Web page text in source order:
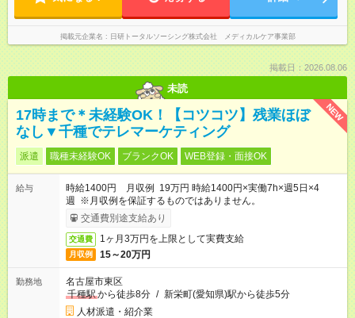
掲載元企業名 日研トータルソーシング株式会社 メディカルケア事業部
掲載日：2026.08.06
未読
NEW
17時まで＊未経験OK！【コツコツ】残業ほぼ
なし▼千種でテレマーケティング
派遣 職種未経験OK ブランクOK WEB登録・面接OK
給与
時給1400円 月収例 19万円 時給1400円×実働7h×週5日×4
週 ※月収例を保証するものではありません。
交通費別途支給あり
交通費 1ヶ月3万円を上限として実費支給
月収例 15～20万円
勤務地
名古屋市東区
千種駅から徒歩8分 / 新栄町(愛知県)駅から徒歩5分
人材派遣・紹介業